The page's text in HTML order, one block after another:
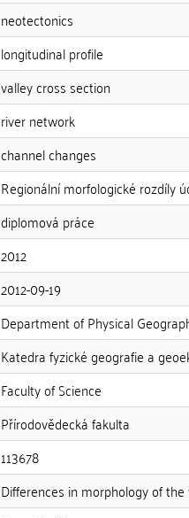
neotectonics
longitudinal profile
valley cross section
river network
channel changes
Regionální morfologické rozdíly
diplomová práce
2012
2012-09-19
Department of Physical
Katedra fyzické geografie a
Faculty of Science
Přírodovědecká fakulta
113678
Differences in morphology of